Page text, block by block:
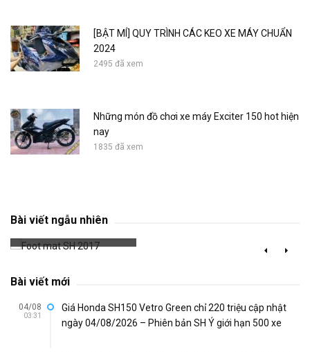
[BẬT MÍ] QUY TRÌNH CÁC KEO XE MÁY CHUẨN
2024
2495 đã xem
Những món đồ chơi xe máy Exciter 150 hot hiện
nay
1835 đã xem
Bài viết ngẫu nhiên
Foot mat SH 2017
655 đã xem
Bài viết mới
04/08
03:31
Giá Honda SH150 Vetro Green chỉ 220 triệu cập nhật
ngày 04/08/2026 – Phiên bản SH Ý giới hạn 500 xe